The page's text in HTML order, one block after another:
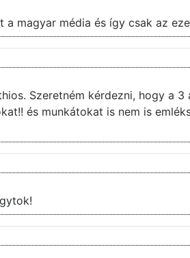
a magyar média és így csak az
és munkátokat is nem is